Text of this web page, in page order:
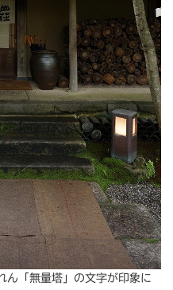
ん「無量塔」の文字が印象に